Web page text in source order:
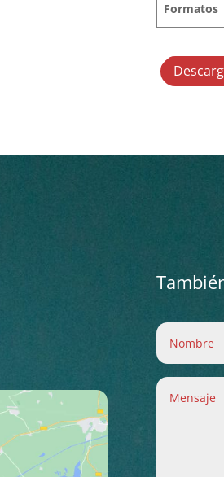
Formatos